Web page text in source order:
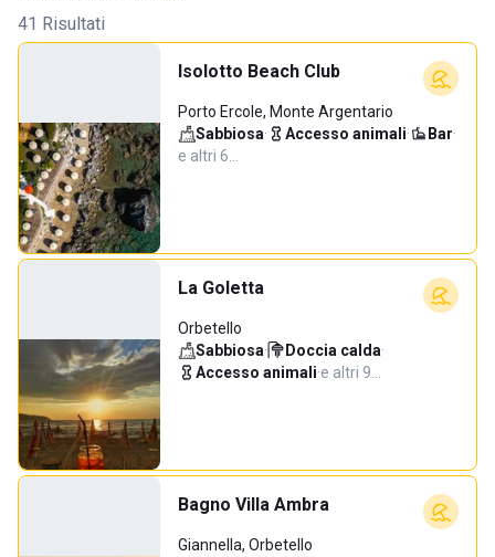
41 Risultati
Isolotto Beach Club
Porto Ercole, Monte Argentario
Sabbiosa· Accesso animali· Bar·
e altri 6…
La Goletta
Orbetello
Sabbiosa· Doccia calda·
Accesso animali·e altri 9…
Bagno Villa Ambra
Giannella, Orbetello